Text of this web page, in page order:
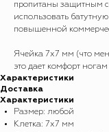
пропитаны защитным
использовать
повышенной
Ячейка 7х7 мм (что
это дает комфорт ногам
Характеристики
Доставка
Характеристики
Размер: любой
Клетка: 7х7 мм